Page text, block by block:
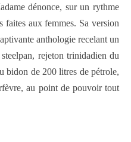
dénonce, sur un rythme
aux femmes. Sa version
anthologie recelant un
rejeton trinidadien du
bidon de 200 litres de pétrole,
au point de pouvoir tout